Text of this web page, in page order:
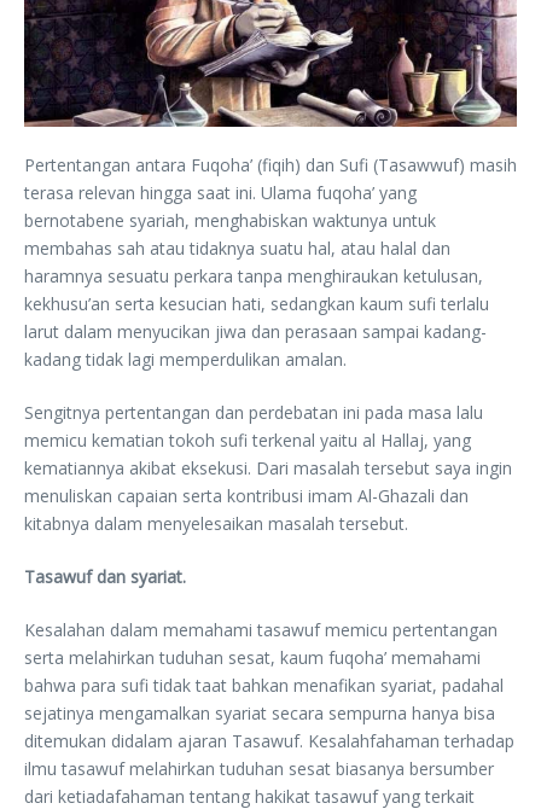
Pertentangan antara Fuqoha’ (fiqih) dan Sufi (Tasawwuf) masih
terasa relevan hingga saat ini. Ulama fuqoha’ yang
bernotabene syariah, menghabiskan waktunya untuk
membahas sah atau tidaknya suatu hal, atau halal dan
haramnya sesuatu perkara tanpa menghiraukan ketulusan,
kekhusu’an serta kesucian hati, sedangkan kaum sufi terlalu
larut dalam menyucikan jiwa dan perasaan sampai kadang-
kadang tidak lagi memperdulikan amalan.
Sengitnya pertentangan dan perdebatan ini pada masa lalu
memicu kematian tokoh sufi terkenal yaitu al Hallaj, yang
kematiannya akibat eksekusi. Dari masalah tersebut saya ingin
menuliskan capaian serta kontribusi imam Al-Ghazali dan
kitabnya dalam menyelesaikan masalah tersebut.
Tasawuf dan syariat.
Kesalahan dalam memahami tasawuf memicu pertentangan
serta melahirkan tuduhan sesat, kaum fuqoha’ memahami
bahwa para sufi tidak taat bahkan menafikan syariat, padahal
sejatinya mengamalkan syariat secara sempurna hanya bisa
ditemukan didalam ajaran Tasawuf. Kesalahfahaman terhadap
ilmu tasawuf melahirkan tuduhan sesat biasanya bersumber
dari ketiadafahaman tentang hakikat tasawuf yang terkait